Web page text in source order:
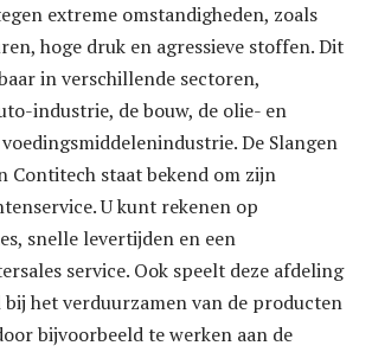
extreme omstandigheden, zoals
hoge druk en agressieve stoffen. Dit
in verschillende sectoren,
industrie, de bouw, de olie- en
De Slangen
Contitech staat bekend om zijn
U kunt rekenen op
snelle levertijden en een
service. Ook speelt deze afdeling
het verduurzamen van de producten
bijvoorbeeld te werken aan de